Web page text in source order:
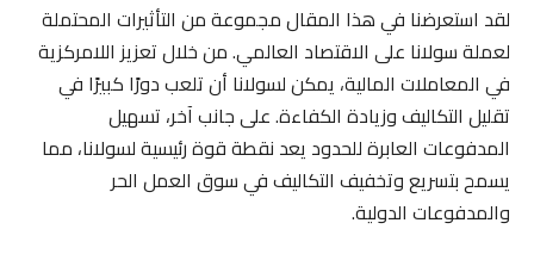
لقد استعرضنا في هذا المقال مجموعة من التأثيرات المحتملة
لعملة سولانا على الاقتصاد العالمي. من خلال تعزيز اللامركزية
في المعاملات المالية، يمكن لسولانا أن تلعب دورًا كبيرًا في
تقليل التكاليف وزيادة الكفاءة. على جانب آخر، تسهيل
المدفوعات العابرة للحدود يعد نقطة قوة رئيسية لسولانا، مما
يسمح بتسريع وتخفيف التكاليف في سوق العمل الحر
والمدفوعات الدولية.